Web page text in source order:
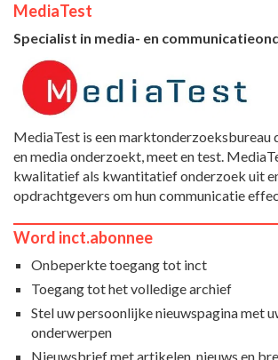
MediaTest
Specialist in media- en
MediaTest is een marktonderzoeksbureau
en media onderzoekt, meet en test.
kwalitatief als kwantitatief onderzoek uit
opdrachtgevers om hun communicatie
Word inct.abonnee
Onbeperkte toegang tot inct
Toegang tot het volledige archief
Stel uw persoonlijke nieuwspagina met
onderwerpen
Nieuwsbrief met artikelen, nieuws en